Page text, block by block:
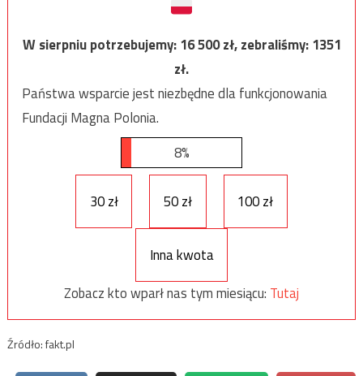
W sierpniu potrzebujemy:16 500zł, zebraliśmy:1351
zł.
Państwa wsparcie jest niezbędne dla funkcjonowania
Fundacji Magna Polonia.
8%
30 zł 50 zł 100 zł
Inna kwota
Zobacz kto wparł nas tym miesiącu: Tutaj
Źródło: fakt.pl